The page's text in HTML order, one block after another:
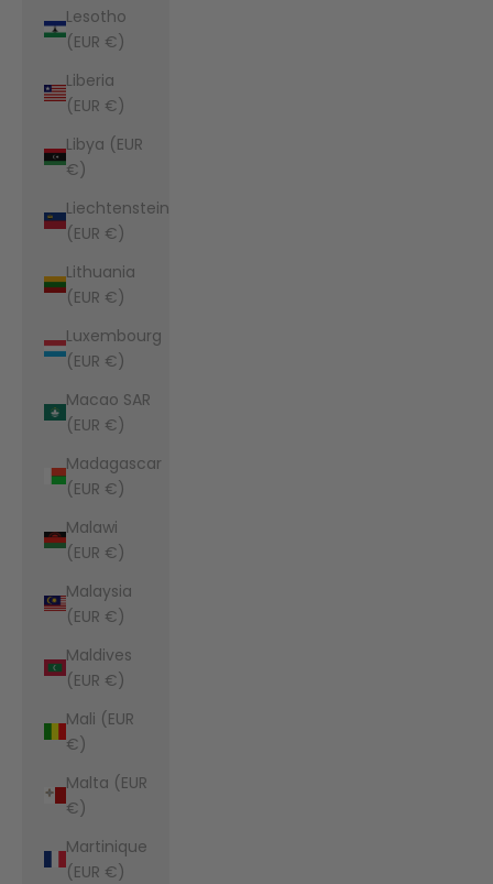
Lesotho
(EUR €)
Liberia
(EUR €)
Libya (EUR
€)
Liechtenstein
(EUR €)
Lithuania
(EUR €)
Luxembourg
(EUR €)
Macao SAR
(EUR €)
Madagascar
(EUR €)
Malawi
(EUR €)
Malaysia
(EUR €)
Maldives
(EUR €)
Mali (EUR
€)
Malta (EUR
€)
Martinique
(EUR €)